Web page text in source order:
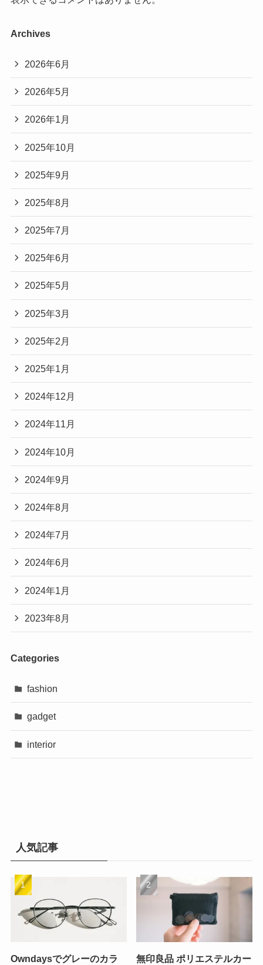
Archives
2026年6月
2026年5月
2026年1月
2025年10月
2025年9月
2025年8月
2025年7月
2025年6月
2025年5月
2025年3月
2025年2月
2025年1月
2024年12月
2024年11月
2024年10月
2024年9月
2024年8月
2024年7月
2024年6月
2024年1月
2023年8月
Categories
fashion
gadget
interior
人気記事
Owndaysでグレーのカラ
無印良品 ポリエステルカー